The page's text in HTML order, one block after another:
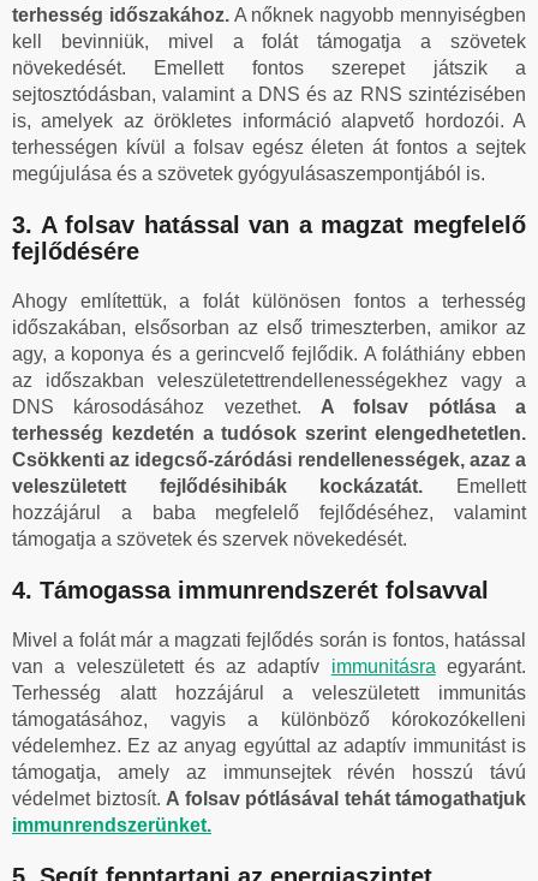
terhesség időszakához.A nőknek nagyobb mennyiségben
kell bevinniük, mivel a folát támogatja a szövetek
növekedését. Emellett fontos szerepet játszik a
sejtosztódásban, valamint a DNS és az RNS szintézisében
is, amelyek az örökletes információ alapvető hordozói. A
terhességen kívül a folsav egész életen át fontos a sejtek
megújulása és a szövetek gyógyulásaszempontjából is.
3. A folsav hatással van a magzat megfelelő
fejlődésére
Ahogy említettük, a folát különösen fontos a terhesség
időszakában, elsősorban az első trimeszterben, amikor az
agy, a koponya és a gerincvelő fejlődik. A foláthiány ebben
az időszakban veleszületettrendellenességekhez vagy a
DNS károsodásához vezethet. A folsav pótlása a
terhesség kezdetén a tudósok szerint elengedhetetlen.
Csökkenti az idegcső-záródási rendellenességek, azaz a
veleszületett fejlődésihibák kockázatát. Emellett
hozzájárul a baba megfelelő fejlődéséhez, valamint
támogatja a szövetek és szervek növekedését.
4. Támogassa immunrendszerét folsavval
Mivel a folát már a magzati fejlődés során is fontos, hatással
van a veleszületett és az adaptív immunitásra egyaránt.
Terhesség alatt hozzájárul a veleszületett immunitás
támogatásához, vagyis a különböző kórokozókelleni
védelemhez. Ez az anyag egyúttal az adaptív immunitást is
támogatja, amely az immunsejtek révén hosszú távú
védelmet biztosít. A folsav pótlásával tehát támogathatjuk
immunrendszerünket.
5. Segít fenntartani az energiaszintet